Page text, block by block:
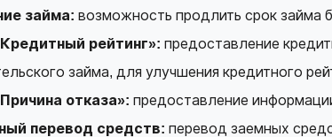
займа: возможность продлить срок займа
рейтинг»: предоставление
займа, для улучшения кредитного
отказа»: предоставление
перевод средств: перевод заемных